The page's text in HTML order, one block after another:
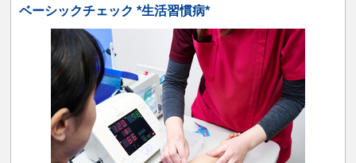
ベーシックチェック *生活習慣病*